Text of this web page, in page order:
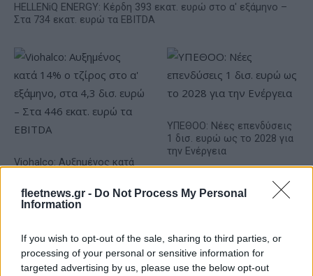
fleetnews.gr - Do Not Process My Personal
Information
If you wish to opt-out of the sale, sharing to third parties, or
processing of your personal or sensitive information for
targeted advertising by us, please use the below opt-out
HELLENiQ ENERGY: Κέρδη 393 εκατ. ευρώ στο α' εξάμηνο –
Στα 734 εκατ. ευρώ τα EBITDA
Viohalco: Αυξημένος κατά
εξάμηνο, στα 4,3 δισ. ευρώ
– Στα 446 εκατ. ευρώ τα
ΥΠΕΘΟΟ: Νέες επενδύσεις
1 δισ. ευρώ ως το 2028 για
την Ενέργεια